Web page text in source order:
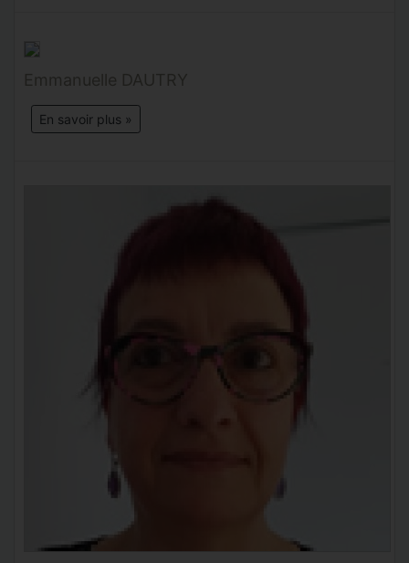
Emmanuelle DAUTRY
En savoir plus »